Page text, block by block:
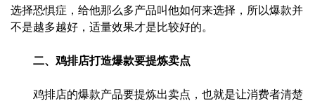
选择恐惧症，给他那么多产品叫他如何来选择，所以爆款并
不是越多越好，适量效果才是比较好的。
二、鸡排店打造爆款要提炼卖点
鸡排店的爆款产品要提炼出卖点，也就是让消费者清楚